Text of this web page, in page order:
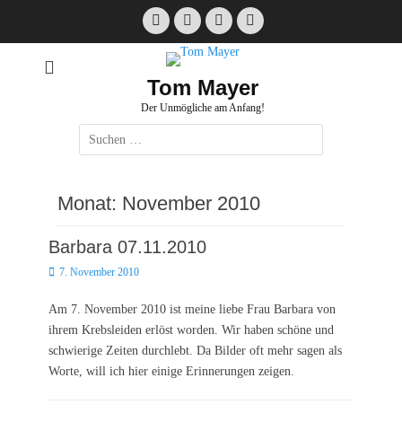
Facebook
E-
Mail
InstagramWebsite
Tom Mayer
Der Unmögliche am Anfang!
Suche
nach:
Monat: November 2010
Barbara 07.11.2010
Posted
7. November 2010
Am 7. November 2010 ist meine liebe Frau Barbara von
ihrem Krebsleiden erlöst worden. Wir haben schöne und
schwierige Zeiten durchlebt. Da Bilder oft mehr sagen als
Worte, will ich hier einige Erinnerungen zeigen.